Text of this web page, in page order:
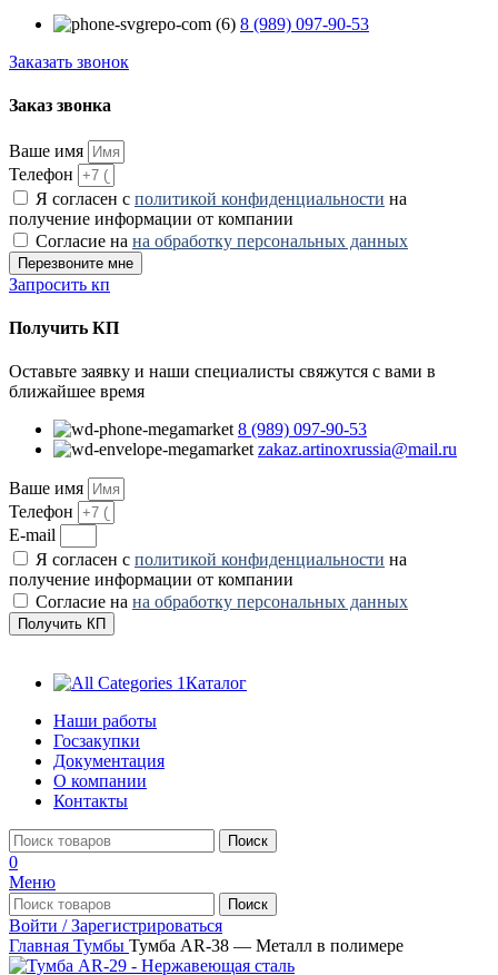
8 (989) 097-90-53
Заказать звонок
Заказ звонка
Ваше имя
Телефон
Я согласен с политикой конфиденциальности на
получение информации от компании
Согласие на на обработку персональных данных
Перезвоните мне
Запросить кп
Получить КП
Оставьте заявку и наши специалисты свяжутся с вами в
ближайшее время
8 (989) 097-90-53
zakaz.artinoxrussia@mail.ru
Ваше имя
Телефон
E-mail
Я согласен с политикой конфиденциальности на
получение информации от компании
Согласие на на обработку персональных данных
Получить КП
Каталог
Наши работы
Госзакупки
Документация
О компании
Контакты
Поиск
0
Меню
Поиск
Войти / Зарегистрироваться
Главная Тумбы Тумба AR-38 — Металл в полимере